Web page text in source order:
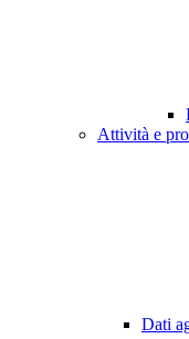
Attività e
Dati